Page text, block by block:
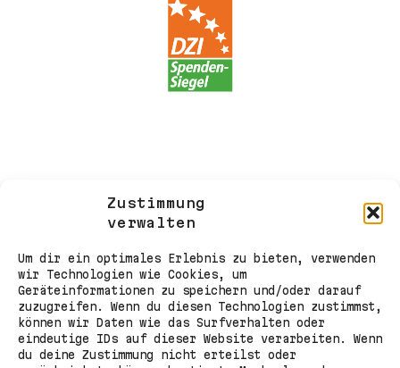
Zustimmung
verwalten
Um dir ein optimales Erlebnis zu bieten, verwenden
wir Technologien wie Cookies, um
Geräteinformationen zu speichern und/oder darauf
zuzugreifen. Wenn du diesen Technologien zustimmst,
können wir Daten wie das Surfverhalten oder
eindeutige IDs auf dieser Website verarbeiten. Wenn
du deine Zustimmung nicht erteilst oder